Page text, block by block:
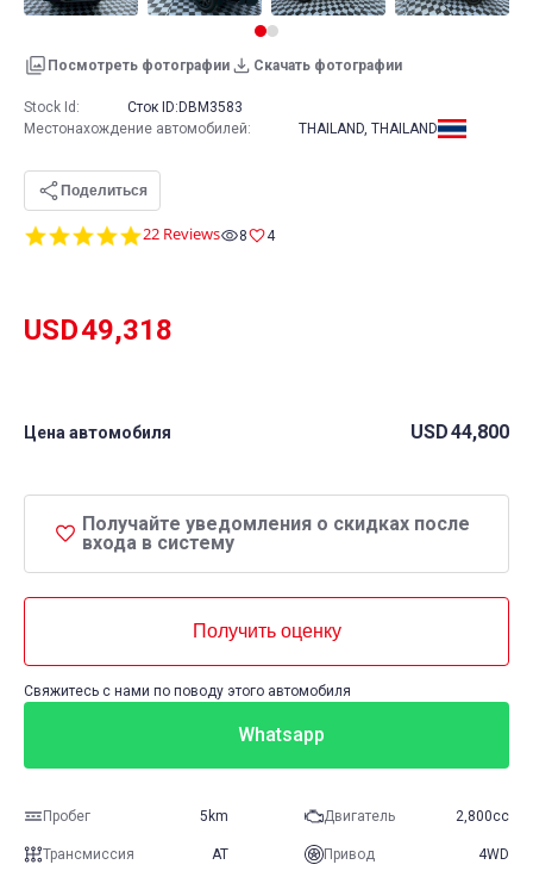
Посмотреть фотографии Скачать фотографии
4.8
22 Reviews 8 4
USD49,318
Цена автомобиля USD44,800
Получайте уведомления о скидках после
входа в систему
Получить оценку
Свяжитесь с нами по поводу этого автомобиля
Whatsapp
Пробег 5km Двигатель 2,800cc
Трансмиссия AT Привод 4WD
Stock Id: Сток ID: DBM3583
Местонахождение автомобилей: THAILAND, THAILAND
Поделиться